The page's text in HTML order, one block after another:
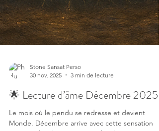
30 nov. 2025
3 min de lecture
🌟 Lecture d’âme Décembre 2025